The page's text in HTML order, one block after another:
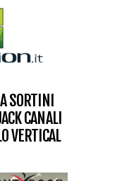
SORTINI
CANALI
VERTICAL